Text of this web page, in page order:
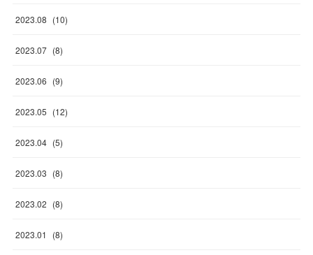
2023.08 (10)
2023.07 (8)
2023.06 (9)
2023.05 (12)
2023.04 (5)
2023.03 (8)
2023.02 (8)
2023.01 (8)